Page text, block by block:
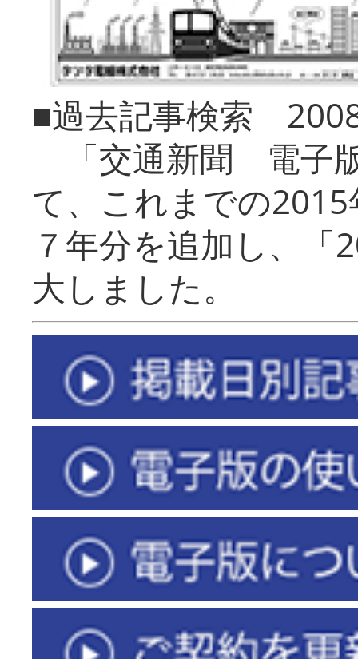
■過去記事検索
「交通新聞 電子
て、これまでの
７年分を追加し、「
大しまし